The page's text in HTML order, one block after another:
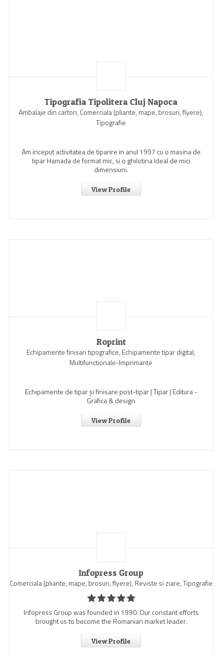
Tipografia Tipolitera Cluj Napoca
Ambalaje din carton, Comerciala (pliante, mape, brosuri, flyere),
Tipografie
Am inceput activitatea de tiparire in anul 1997 cu o masina de
tipar Hamada de format mic, si o ghilotina Ideal de mici
dimensiuni.
View Profile
Roprint
Echipamente finisari tipografice, Echipamente tipar digital,
Multifunctionale-Imprimante
Echipamente de tipar și finisare post-tipar | Tipar | Editura -
Grafica & design
View Profile
Infopress Group
Comerciala (pliante, mape, brosuri, flyere), Reviste si ziare, Tipografie
Infopress Group was founded in 1990. Our constant efforts
brought us to become the Romanian market leader.
View Profile